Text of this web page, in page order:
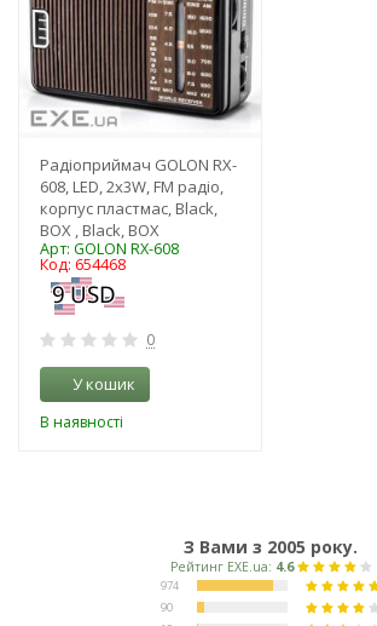
Радіоприймач GOLON RX-
608, LED, 2x3W, FM радіо,
корпус пластмас, Black,
BOX , Black, BOX
Арт: GOLON RX-608
Код: 654468
0
У кошик
В наявності
З Вами з 2005 року.